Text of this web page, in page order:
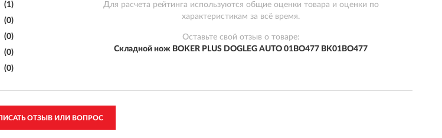
(1)
(0)
(0)
(0)
(0)
Для расчета рейтинга используются общие оценки товара и оценки по
характеристикам за всё время.
Оставьте свой отзыв о товаре:
Складной нож BOKER PLUS DOGLEG AUTO 01BO477 BK01BO477
ОТЗЫВ ИЛИ ВОПРОС